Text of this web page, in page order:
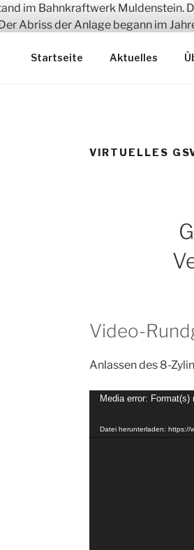
Startseite Aktuelles
VIRTUELLES
Video-
Anlassen des 8-
Video-
Media error:
Datei herunterladen: https://